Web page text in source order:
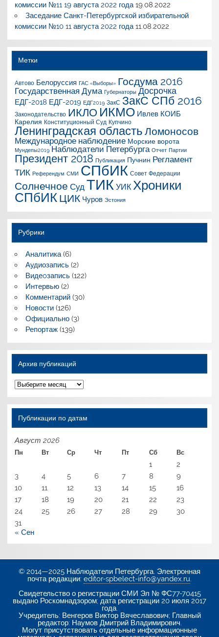
комиссии №11 19 августа 2022 года 19.08.2022
Заседание Санкт-Петербургской избирательной
комиссии №10 11 августа 2022 года 11.08.2022
Метки
Автово Белоруссия ГАС «Выборы» Госдума 2016
Государственная Дума Губернаторы Досрочка
ЕДГ-2018 ЕДГ-2019 ЕДГ2019 ЗакС ЗакС СПб 2016
Законодательство ИКЛО ИКМО Ивлев КОИБ
Карелия Конституционный Суд Купчино
Ленинградская область Ломоносов
Международное наблюдение Морские ворота
Мундепы2019 Наблюдатели Петербурга Отчет Партии
Президент 2018 Публикация Пучнин Регламент
ТИК Референдум СМИ СПбИК Совет Федерации
Солнечное Суд ТИК УИК Хроники
СПбИК ЦИК Чуров Эстония
Рубрики
Аналитика(6)
Аудиозапись(2)
Видеoзапись(122)
Интервью(2)
Комментарий(30)
Новости(126)
Официально(3)
Репортаж(139)
Архив публикаций
Архив
публикаций
Публикации по датам
Август 2026
Пн Вт Ср Чт Пт Сб Вс
1
2
3
4 5 6 7 8
9
10
11 12 13 14 15
16
17
18 19 20 21 22
23
24
25 26 27 28 29
30
31
« Сен
© 2014—2025 Наблюдатели Петербурга. Электронная
почта редакции: editor-spbelect-info@yandex.ru.
Свидетельство о регистрации СМИ Эл № ФС77-70415
выдано Роскомнадзором; дата регистрации 20 июля 2017
года.
Учредитель: Венгеров Виктор Вячеславович; Главный
редактор: Наумов Дмитрий Владимирович.
Могут присутствовать отдельные информационные